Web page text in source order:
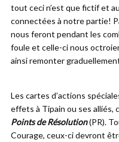
tout ceci n’est que fictif et
connectées à notre partie!
nous feront pendant les
foule et celle-ci nous
ainsi remonter
Les cartes d’actions
effets à Tipain ou ses alliés,
Points de Résolution(PR).
Courage, ceux-ci devront